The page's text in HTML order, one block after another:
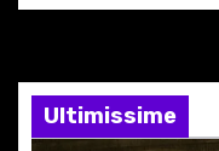
n
e
aUltimissime